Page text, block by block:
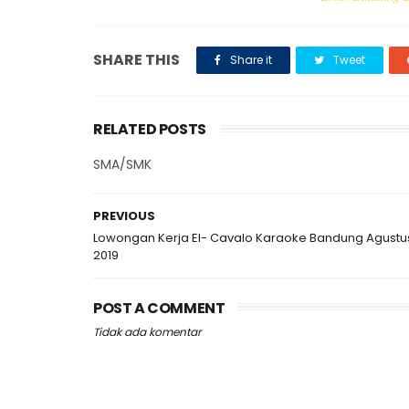
SHARE THIS Share it Tweet
RELATED POSTS
SMA/SMK
PREVIOUS
Lowongan Kerja El- Cavalo Karaoke Bandung
2019
POST A COMMENT
Tidak ada komentar